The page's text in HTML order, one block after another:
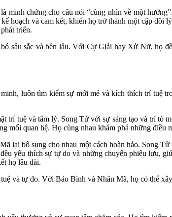
minh chứng cho câu nói “cùng nhìn về một
hoạch và cam kết, khiến họ trở thành một cặp
triển.
sâu sắc và bền lâu. Với Cự Giải hay Xử Nữ, họ
luôn tìm kiếm sự mới mẻ và kích thích trí tuệ
trí tuệ và tâm lý. Song Tử với sự sáng tạo và trí tò
mối quan hệ. Họ cùng nhau khám phá những
lại bổ sung cho nhau một cách hoàn hảo. Song
yêu thích sự tự do và những chuyến phiêu lưu,
họ lâu dài.
và tự do. Với Bảo Bình và Nhân Mã, họ có thể